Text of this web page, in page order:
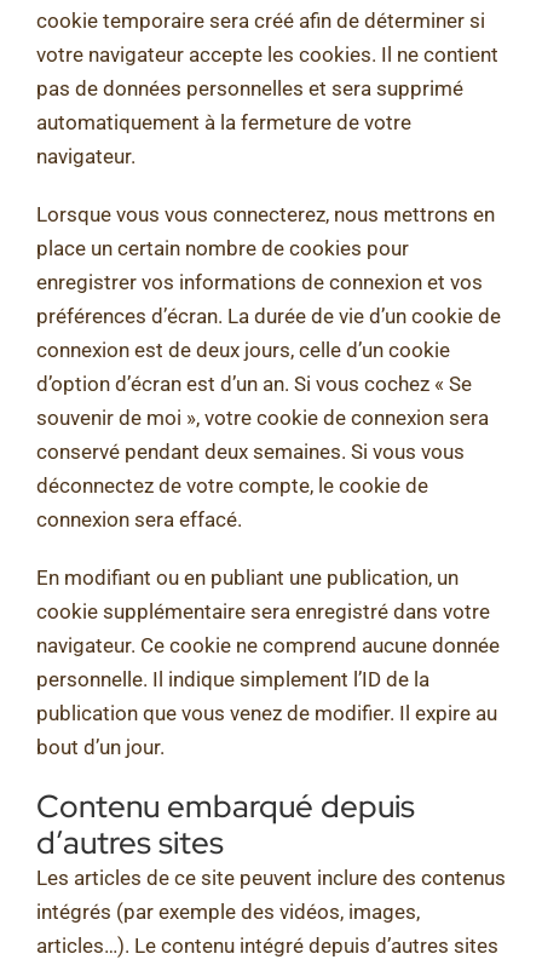
cookie temporaire sera créé afin de déterminer si
votre navigateur accepte les cookies. Il ne contient
pas de données personnelles et sera supprimé
automatiquement à la fermeture de votre
navigateur.
Lorsque vous vous connecterez, nous mettrons en
place un certain nombre de cookies pour
enregistrer vos informations de connexion et vos
préférences d’écran. La durée de vie d’un cookie de
connexion est de deux jours, celle d’un cookie
d’option d’écran est d’un an. Si vous cochez « Se
souvenir de moi », votre cookie de connexion sera
conservé pendant deux semaines. Si vous vous
déconnectez de votre compte, le cookie de
connexion sera effacé.
En modifiant ou en publiant une publication, un
cookie supplémentaire sera enregistré dans votre
navigateur. Ce cookie ne comprend aucune donnée
personnelle. Il indique simplement l’ID de la
publication que vous venez de modifier. Il expire au
bout d’un jour.
Contenu embarqué depuis
d’autres sites
Les articles de ce site peuvent inclure des contenus
intégrés (par exemple des vidéos, images,
articles…). Le contenu intégré depuis d’autres sites